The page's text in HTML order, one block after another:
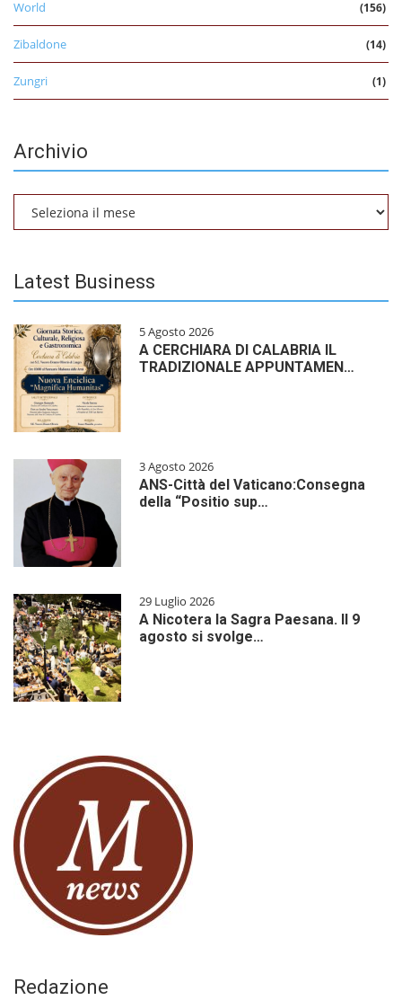
World (156)
Zibaldone (14)
Zungri (1)
Archivio
Latest Business
5 Agosto 2026
A CERCHIARA DI CALABRIA IL
TRADIZIONALE APPUNTAMEN…
3 Agosto 2026
ANS-Città del Vaticano:Consegna
della “Positio sup…
29 Luglio 2026
A Nicotera la Sagra Paesana. Il 9
agosto si svolge…
Redazione